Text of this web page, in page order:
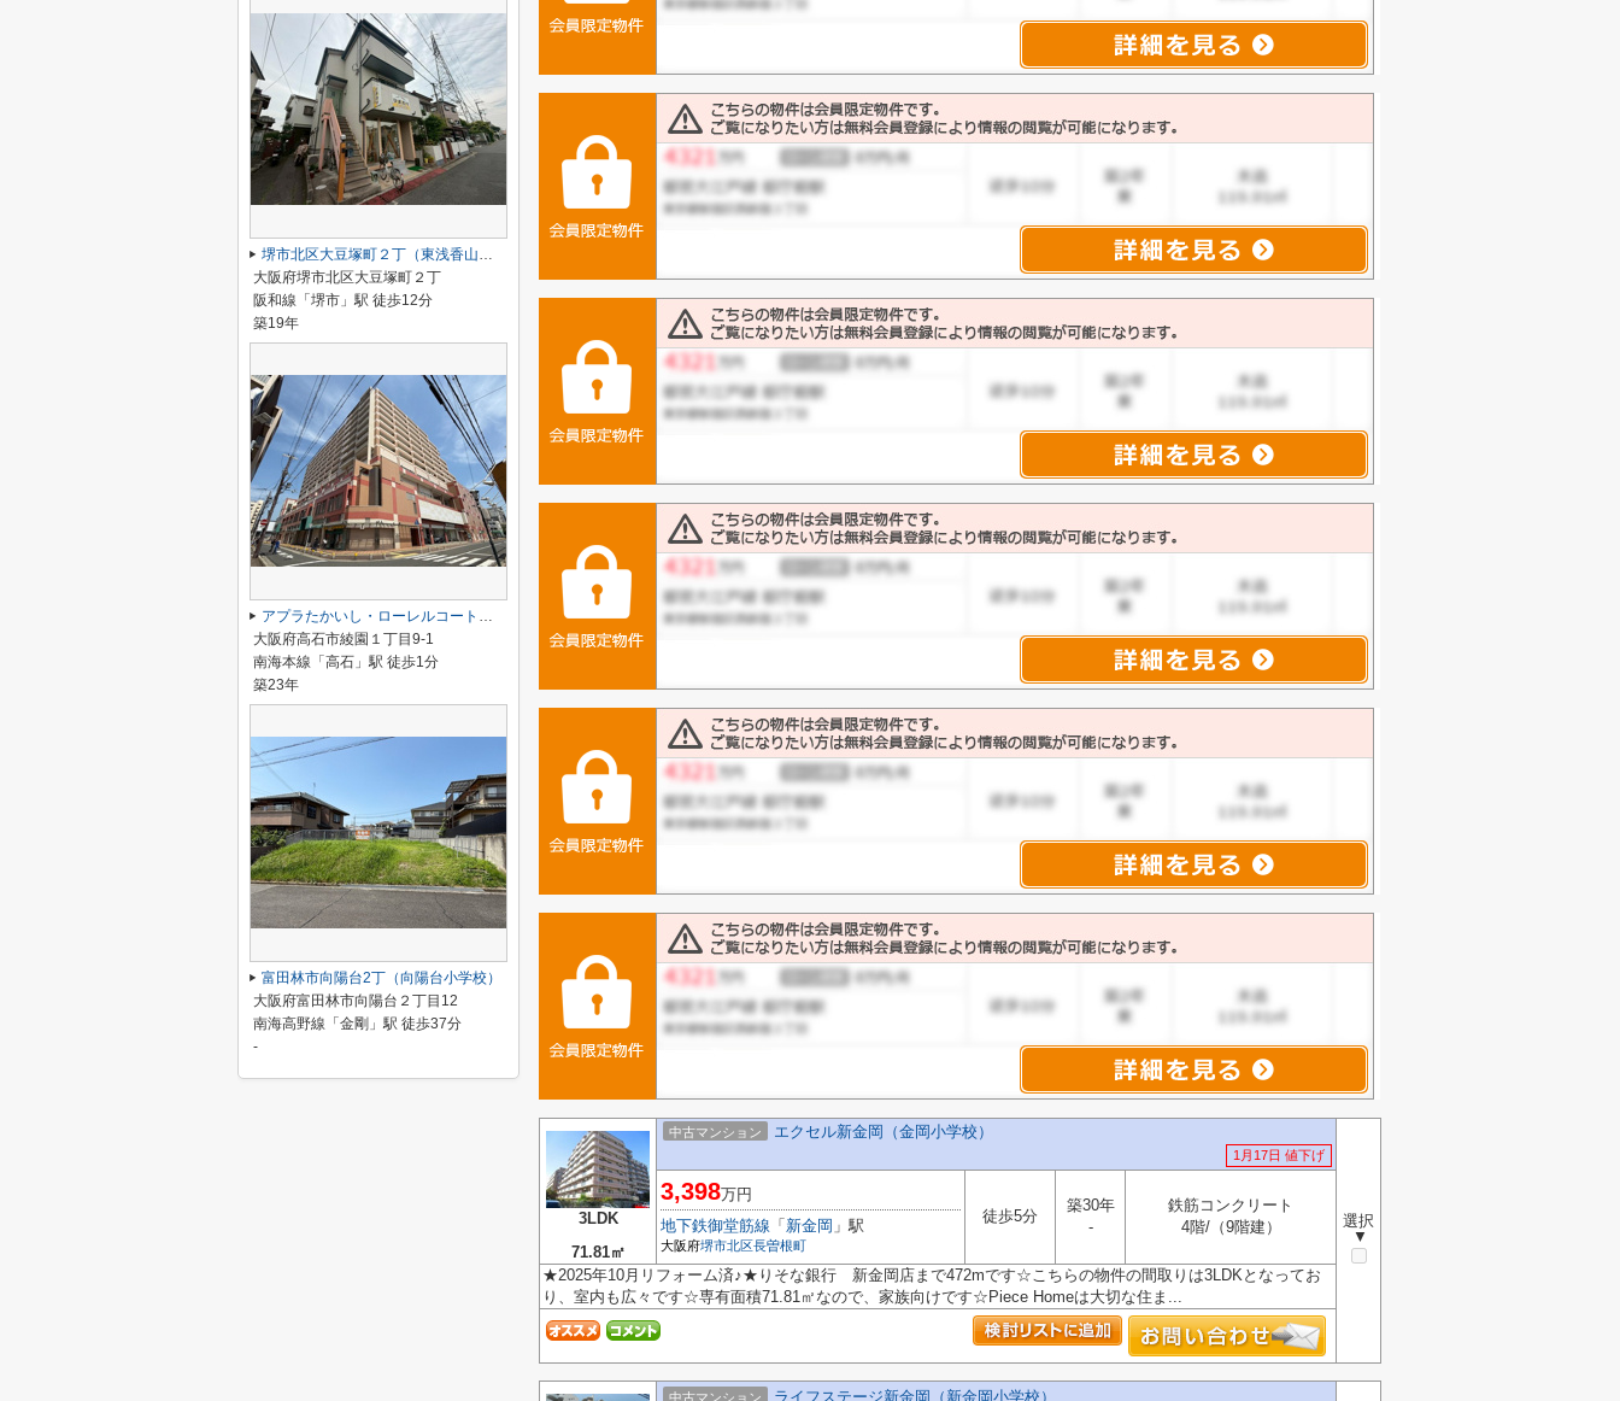
3LDK
71.81㎡
中古マンション エクセル新金岡（金岡小学校）
1月17日 値下げ
選択
▼
3,398万円
地下鉄御堂筋線 「 新金岡 」駅
大阪府堺市北区長曽根町
徒歩5分
築30年
-
鉄筋コンクリート
4階/（9階建）
★2025年10月リフォーム済♪★りそな銀行 新金岡店まで472mです☆こちらの物件の間取りは3LDKとなってお
り、室内も広々です☆専有面積71.81㎡なので、家族向けです☆Piece Homeは大切な住ま...
中古マンション ライフステージ新金岡（新金岡小学校）
堺市北区大豆塚町２丁（東浅香山小学校）
大阪府堺市北区大豆塚町２丁
阪和線「堺市」駅 徒歩12分
築19年
アプラたかいし・ローレルコート高石
大阪府高石市綾園１丁目9-1
南海本線「高石」駅 徒歩1分
築23年
富田林市向陽台2丁（向陽台小学校）
大阪府富田林市向陽台２丁目12
南海高野線「金剛」駅 徒歩37分
-